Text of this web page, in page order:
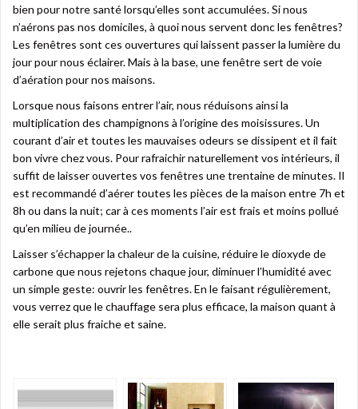
bien pour notre santé lorsqu’elles sont accumulées. Si nous
n’aérons pas nos domiciles, à quoi nous servent donc les fenêtres?
Les fenêtres sont ces ouvertures qui laissent passer la lumière du
jour pour nous éclairer. Mais à la base, une fenêtre sert de voie
d’aération pour nos maisons.
Lorsque nous faisons entrer l’air, nous réduisons ainsi la
multiplication des champignons à l’origine des moisissures. Un
courant d’air et toutes les mauvaises odeurs se dissipent et il fait
bon vivre chez vous. Pour rafraichir naturellement vos intérieurs, il
suffit de laisser ouvertes vos fenêtres une trentaine de minutes. Il
est recommandé d’aérer toutes les pièces de la maison entre 7h et
8h ou dans la nuit; car à ces moments l’air est frais et moins pollué
qu’en milieu de journée..
Laisser s’échapper la chaleur de la cuisine, réduire le dioxyde de
carbone que nous rejetons chaque jour, diminuer l’humidité avec
un simple geste: ouvrir les fenêtres. En le faisant régulièrement,
vous verrez que le chauffage sera plus efficace, la maison quant à
elle serait plus fraiche et saine.